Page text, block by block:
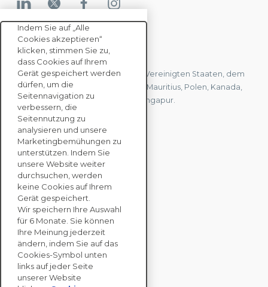
KONTAKTIEREN SIE UNS
Wir haben Büros in Frankreich, den Vereinigten Staaten, dem
Vereinigten Königreich, Hongkong, Mauritius, Polen, Kanada,
Deutschland, Japan, Spanien und Singapur.
KONTAKTIEREN SIE
UNS
UNTERNEHMENS
LÖSUNGEN
NACHHALTIGKEITS
BEWERTUNGEN
RESSOURCEN
ÜBER
Indem Sie auf „Alle
Cookies akzeptieren“
klicken, stimmen Sie zu,
dass Cookies auf Ihrem
Gerät gespeichert werden
dürfen, um die
Seitennavigation zu
verbessern, die
Seitennutzung zu
analysieren und unsere
Marketingbemühungen zu
unterstützen. Indem Sie
unsere Website weiter
durchsuchen, werden
keine Cookies auf Ihrem
Gerät gespeichert.
Wir speichern Ihre Auswahl
für 6 Monate. Sie können
Ihre Meinung jederzeit
ändern, indem Sie auf das
Cookies-Symbol unten
links auf jeder Seite
unserer Website